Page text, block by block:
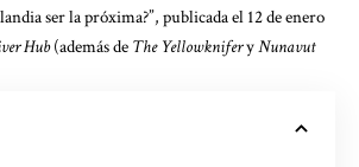
ser la próxima?”, publicada el 12 de enero
Hub(además de The YellowkniferyNunavut